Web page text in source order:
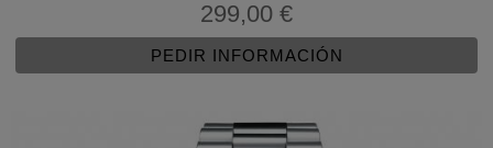
299,00 €
PEDIR INFORMACIÓN